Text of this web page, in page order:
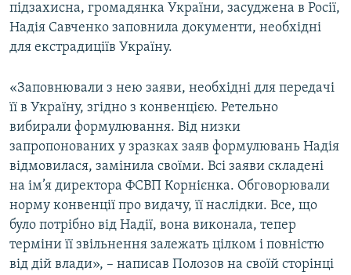
Усі сайти RFE/RL
підзахисна, громадянка України, засуджена в Росії,
Надія Савченко заповнила документи, необхідні
для екстрадиціїв Україну.
«Заповнювали з нею заяви, необхідні для передачі
її в Україну, згідно з конвенцією. Ретельно
вибирали формулювання. Від низки
запропонованих у зразках заяв формулювань Надія
відмовилася, замінила своїми. Всі заяви складені
на ім’я директора ФСВП Корнієнка. Обговорювали
норму конвенції про видачу, її наслідки. Все, що
було потрібно від Надії, вона виконала, тепер
терміни її звільнення залежать цілком і повністю
від дій влади», – написав Полозов на своїй сторінці